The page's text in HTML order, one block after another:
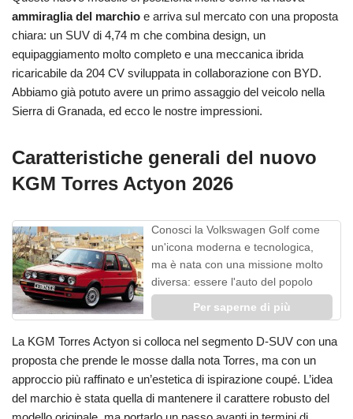
ammiraglia del marchio e arriva sul mercato con una proposta
chiara: un SUV di 4,74 m che combina design, un
equipaggiamento molto completo e una meccanica ibrida
ricaricabile da 204 CV sviluppata in collaborazione con BYD.
Abbiamo già potuto avere un primo assaggio del veicolo nella
Sierra di Granada, ed ecco le nostre impressioni.
Caratteristiche generali del nuovo
KGM Torres Actyon 2026
Conosci la Volkswagen Golf come
un'icona moderna e tecnologica,
ma è nata con una missione molto
diversa: essere l'auto del popolo
Per saperne di più
La KGM Torres Actyon si colloca nel segmento D-SUV con una
proposta che prende le mosse dalla nota Torres, ma con un
approccio più raffinato e un’estetica di ispirazione coupé. L’idea
del marchio è stata quella di mantenere il carattere robusto del